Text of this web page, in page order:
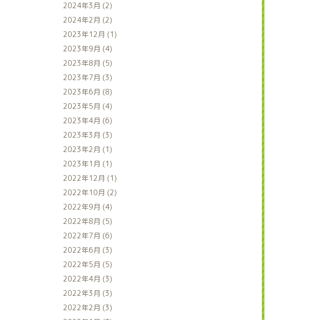
2024年3月 (2)
2024年2月 (2)
2023年12月 (1)
2023年9月 (4)
2023年8月 (5)
2023年7月 (3)
2023年6月 (8)
2023年5月 (4)
2023年4月 (6)
2023年3月 (3)
2023年2月 (1)
2023年1月 (1)
2022年12月 (1)
2022年10月 (2)
2022年9月 (4)
2022年8月 (5)
2022年7月 (6)
2022年6月 (3)
2022年5月 (5)
2022年4月 (3)
2022年3月 (3)
2022年2月 (3)